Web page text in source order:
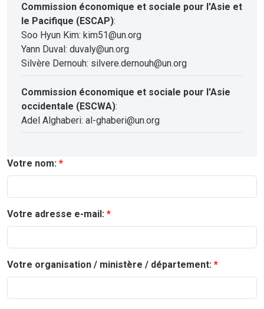
Commission économique et sociale pour l'Asie et
le Pacifique (ESCAP):
Soo Hyun Kim: kim51@un.org
Yann Duval: duvaly@un.org
Silvère Dernouh: silvere.dernouh@un.org
Commission économique et sociale pour l'Asie
occidentale (ESCWA):
Adel Alghaberi: al-ghaberi@un.org
Votre nom:
Votre adresse e-mail:
Votre organisation / ministère / département: